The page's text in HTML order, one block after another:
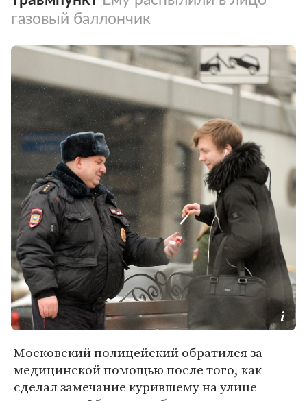
газовый баллончик
Московский полицейский обратился за
медицинской помощью после того, как
сделал замечание курившему на улице